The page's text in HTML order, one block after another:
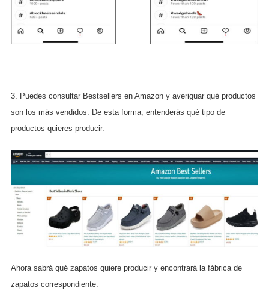
3. Puedes consultar Bestsellers en Amazon y averiguar qué productos
son los más vendidos. De esta forma, entenderás qué tipo de
productos quieres producir.
Ahora sabrá qué zapatos quiere producir y encontrará la fábrica de
zapatos correspondiente.